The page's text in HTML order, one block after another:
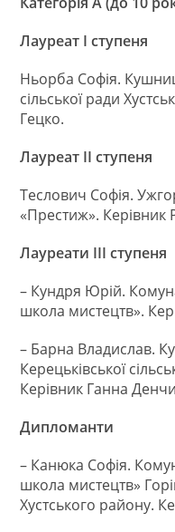
Лауреат І ступеня
Ньорба Софія.
сільської ради
Гецко.
Лауреат ІІ ступеня
Теслович Софія.
«Престиж». Керівник
Лауреати ІІІ ступеня
– Кундря Юрій.
школа мистецтв».
– Барна Владислав.
Керецьківської
Керівник Ганна
Дипломанти
– Канюка Софія.
школа мистецтв»
Хустського району.